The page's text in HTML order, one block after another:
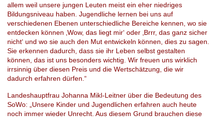
allem weil unsere jungen Leuten meist ein eher niedriges
Bildungsniveau haben. Jugendliche lernen bei uns auf
verschiedenen Ebenen unterschiedliche Bereiche kennen, wo sie
entdecken können ‚Wow, das liegt mir‘ oder ‚Brrr, das ganz sicher
nicht‘ und wo sie auch den Mut entwickeln können, dies zu sagen.
Sie erkennen dadurch, dass sie ihr Leben selbst gestalten
können, das ist uns besonders wichtig. Wir freuen uns wirklich
irrsinnig über diesen Preis und die Wertschätzung, die wir
dadurch erfahren dürfen.“
Landeshauptfrau Johanna Mikl-Leitner über die Bedeutung des
SoWo: „Unsere Kinder und Jugendlichen erfahren auch heute
noch immer wieder Unrecht. Aus diesem Grund brauchen diese